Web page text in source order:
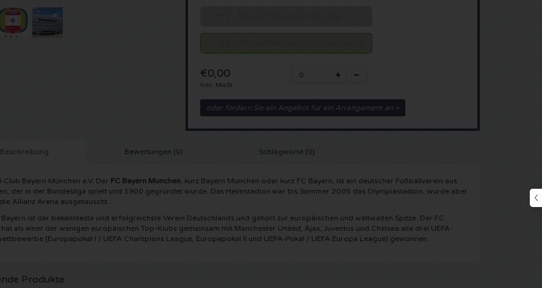
€0,00
Inkl. MwSt.
oder fordern Sie ein Angebot für ein Arrangement an >
Beschreibung Bewertungen (0) Schlagworte (0)
Club Bayern München e.V. Der FC Bayern Munchen, kurz Bayern Munchen oder kurz FC Bayern, ist ein deutscher Fußballverein aus
der in der Bundesliga spielt und 1900 gegründet wurde. Das Heimstadion war bis Sommer 2005 das Olympiastadion, wurde aber
Allianz Arena ausgetauscht.
Bayern ist der bekannteste und erfolgreichste Verein Deutschlands und gehört zur europäischen und weltweiten Spitze. Der FC
hat als einer der wenigen europäischen Top-Klubs gemeinsam mit Manchester United, Ajax, Juventus und Chelsea alle drei UEFA-
(Europapokal I / UEFA Champions League, Europapokal II und UEFA-Pokal / UEFA Europa League) gewonnen.
Produkte